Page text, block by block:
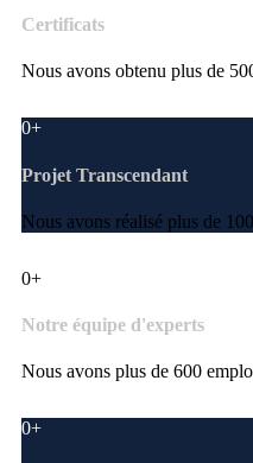
Certificats
Nous avons obtenu plus de
0+
Projet Transcendant
Nous avons réalisé plus de
0+
Notre équipe d'experts
Nous avons plus de 600
0+